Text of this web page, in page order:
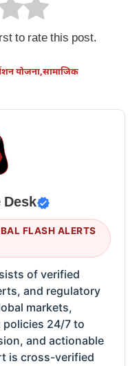
to rate this post.
योजना,सामाजिक
FLASH ALERTS
of verified
and regulatory
markets,
policies 24/7 to
and actionable
is cross-verified